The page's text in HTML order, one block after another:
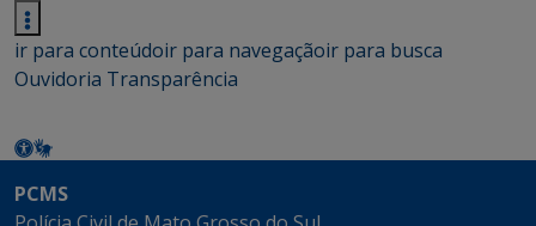
ir para conteúdoir para navegaçãoir para busca
Ouvidoria Transparência
PCMS